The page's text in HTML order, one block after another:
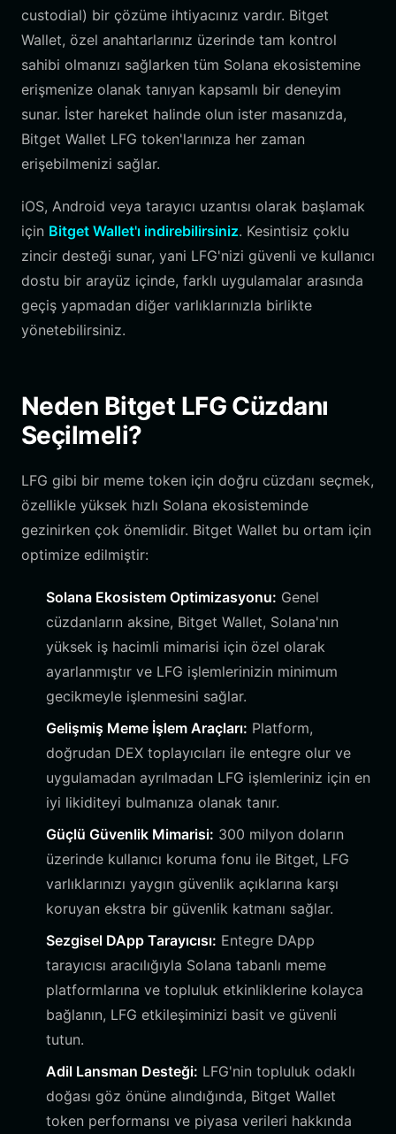
custodial) bir çözüme ihtiyacınız vardır. Bitget
Wallet, özel anahtarlarınız üzerinde tam kontrol
sahibi olmanızı sağlarken tüm Solana ekosistemine
erişmenize olanak tanıyan kapsamlı bir deneyim
sunar. İster hareket halinde olun ister masanızda,
Bitget Wallet LFG token'larınıza her zaman
erişebilmenizi sağlar.
iOS, Android veya tarayıcı uzantısı olarak başlamak
için Bitget Wallet'ı indirebilirsiniz. Kesintisiz çoklu
zincir desteği sunar, yani LFG'nizi güvenli ve kullanıcı
dostu bir arayüz içinde, farklı uygulamalar arasında
geçiş yapmadan diğer varlıklarınızla birlikte
yönetebilirsiniz.
Neden Bitget LFG Cüzdanı
Seçilmeli?
LFG gibi bir meme token için doğru cüzdanı seçmek,
özellikle yüksek hızlı Solana ekosisteminde
gezinirken çok önemlidir. Bitget Wallet bu ortam için
optimize edilmiştir:
Solana Ekosistem Optimizasyonu: Genel
cüzdanların aksine, Bitget Wallet, Solana'nın
yüksek iş hacimli mimarisi için özel olarak
ayarlanmıştır ve LFG işlemlerinizin minimum
gecikmeyle işlenmesini sağlar.
Gelişmiş Meme İşlem Araçları: Platform,
doğrudan DEX toplayıcıları ile entegre olur ve
uygulamadan ayrılmadan LFG işlemleriniz için en
iyi likiditeyi bulmanıza olanak tanır.
Güçlü Güvenlik Mimarisi: 300 milyon doların
üzerinde kullanıcı koruma fonu ile Bitget, LFG
varlıklarınızı yaygın güvenlik açıklarına karşı
koruyan ekstra bir güvenlik katmanı sağlar.
Sezgisel DApp Tarayıcısı: Entegre DApp
tarayıcısı aracılığıyla Solana tabanlı meme
platformlarına ve topluluk etkinliklerine kolayca
bağlanın, LFG etkileşiminizi basit ve güvenli
tutun.
Adil Lansman Desteği: LFG'nin topluluk odaklı
doğası göz önüne alındığında, Bitget Wallet
token performansı ve piyasa verileri hakkında